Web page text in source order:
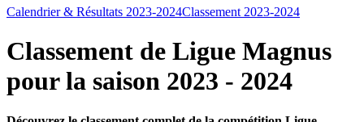
Calendrier & Résultats 2023-2024Classement 2023-2024
Classement de Ligue Magnus
pour la saison 2023 - 2024